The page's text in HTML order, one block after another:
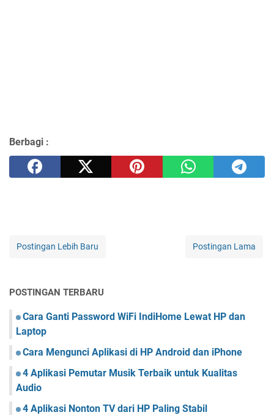
Berbagi :
Postingan Lebih Baru Postingan Lama
POSTINGAN TERBARU
Cara Ganti Password WiFi IndiHome Lewat HP dan
Laptop
Cara Mengunci Aplikasi di HP Android dan iPhone
4 Aplikasi Pemutar Musik Terbaik untuk Kualitas
Audio
4 Aplikasi Nonton TV dari HP Paling Stabil